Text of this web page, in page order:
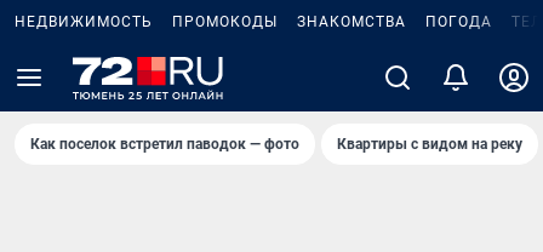
НЕДВИЖИМОСТЬ ПРОМОКОДЫ ЗНАКОМСТВА ПОГОДА
Как поселок встретил паводок — фото Квартиры с видом на реку